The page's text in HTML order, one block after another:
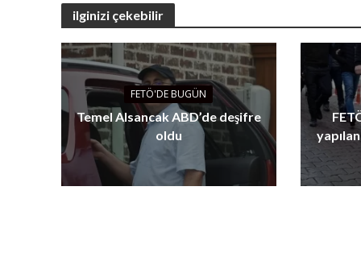
ilginizi çekebilir
FETÖ'DE BUGÜN
Temel Alsancak ABD’de deşifre
oldu